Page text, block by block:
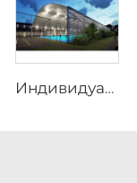
Индивидуальный модульный затеняющий навес для площадки для падела | Интегрированная алюминиевая конструкция крыши с защитным остеклением для открытых теннисных объектов